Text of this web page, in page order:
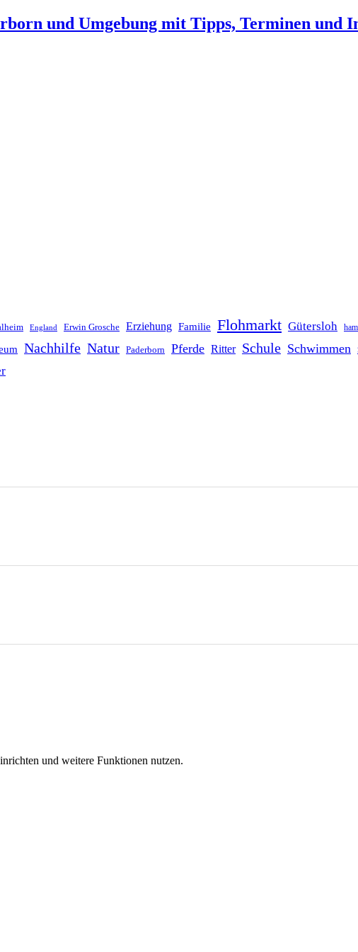
und Umgebung mit Tipps, Terminen und
England Erwin Grosche Erziehung Familie Flohmarkt Gütersloh
Nachhilfe Natur Paderborn Pferde Ritter Schule Schwimmen
und weitere Funktionen nutzen.